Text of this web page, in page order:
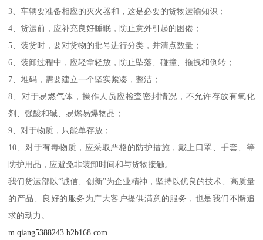
3、车辆要准备相应的灭火器和，这是必要的货物运输知识；
4、货运前，应补充良好睡眠，防止意外引起的困倦；
5、装货时，要对货物的批号进行分类，并清点数量；
6、装卸过程中，应轻拿轻放，防止坠落、碰撞、拖拽和倒转；
7、堆码，需要建立一个坚实紧凑，整洁；
8、对于易燃气体，操作人员应检查密封情况，不允许存放有氧化
剂、强酸和碱、易燃易爆物品；
9、对于物质，只能单存放；
10、对于有毒物质，应采取严格的防护措施，戴上口罩、手套、等
防护用品，应避免非装卸时间和与货物接触。
我们货运部以“诚信、创新”为企业精神，坚持以优良的技术、高质量
的产品、良好的服务为广大客户提供满意的服务，也是我们不懈追
求的动力。
m.qiang5388243.b2b168.com